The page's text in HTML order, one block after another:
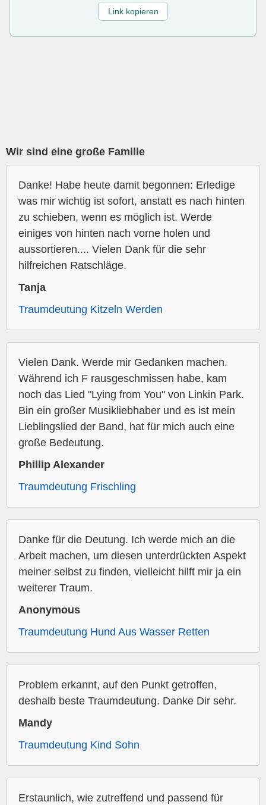
Link kopieren
Wir sind eine große Familie
Danke! Habe heute damit begonnen: Erledige
was mir wichtig ist sofort, anstatt es nach hinten
zu schieben, wenn es möglich ist. Werde
einiges von hinten nach vorne holen und
aussortieren.... Vielen Dank für die sehr
hilfreichen Ratschläge.
Tanja
Traumdeutung Kitzeln Werden
Vielen Dank. Werde mir Gedanken machen.
Während ich F rausgeschmissen habe, kam
noch das Lied "Lying from You" von Linkin Park.
Bin ein großer Musikliebhaber und es ist mein
Lieblingslied der Band, hat für mich auch eine
große Bedeutung.
Phillip Alexander
Traumdeutung Frischling
Danke für die Deutung. Ich werde mich an die
Arbeit machen, um diesen unterdrückten Aspekt
meiner selbst zu finden, vielleicht hilft mir ja ein
weiterer Traum.
Anonymous
Traumdeutung Hund Aus Wasser Retten
Problem erkannt, auf den Punkt getroffen,
deshalb beste Traumdeutung. Danke Dir sehr.
Mandy
Traumdeutung Kind Sohn
Erstaunlich, wie zutreffend und passend für